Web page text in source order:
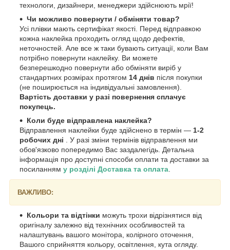
технологи, дизайнери, менеджери здійснюють мрії!
Чи можливо повернути / обміняти товар?
Усі плівки мають сертифікат якості. Перед відправкою
кожна наклейка проходить огляд щодо дефектів,
неточностей. Але все ж таки бувають ситуації, коли Вам
потрібно повернути наклейку. Ви можете
безперешкодно повернути або обміняти виріб у
стандартних розмірах протягом 14 днів після покупки
(не поширюється на індивідуальні замовлення).
Вартість доставки у разі повернення сплачує
покупець.
Коли буде відправлена наклейка?
Відправлення наклейки буде здійснено в термін — 1-2
робочих дні . У разі зміни термінів відправлення ми
обов'язково попередимо Вас заздалегідь. Детальна
інформація про доступні способи оплати та доставки за
посиланням у розділі Доставка та оплата
ВАЖЛИВО:
Кольори та відтінки можуть трохи відрізнятися від
оригіналу залежно від технічних особливостей та
налаштувань вашого монітора, колірного оточення,
Вашого сприйняття кольору, освітлення, кута огляду.